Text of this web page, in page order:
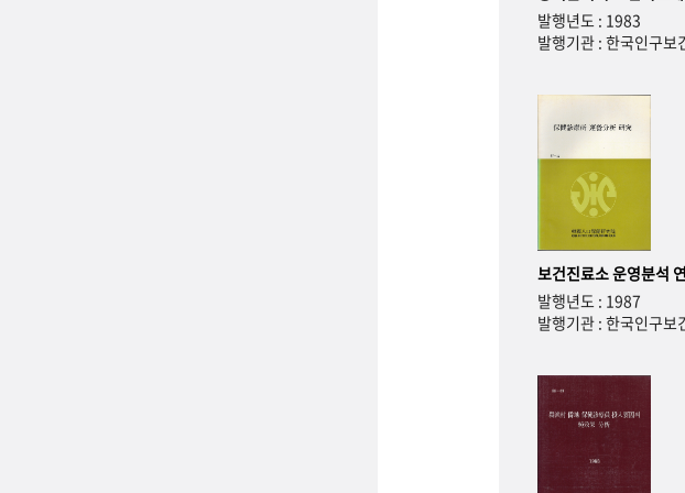
발행년도 : 1983
발행기관 : 한국인구보
보건진료소 운영분석
발행년도 : 1987
발행기관 : 한국인구보